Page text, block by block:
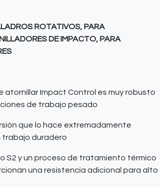
ROTATIVOS, PARA
DE IMPACTO, PARA
atornillar Impact Control es muy robusto
de trabajo pesado
que lo hace extremadamente
trabajo duradero
S2 y un proceso de tratamiento térmico
una resistencia adicional para alto